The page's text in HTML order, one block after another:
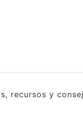
recursos y